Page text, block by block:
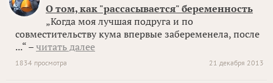
О том, как "рассасывается" беременность
„Когда моя лучшая подруга и по
совместительству кума впервые забеременела, после
...“ – читать далее
21 декабря 2013
1834 просмотра